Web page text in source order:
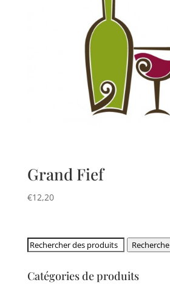
Grand Fief
€12,20
Rechercher: Recherche
Catégories de produits